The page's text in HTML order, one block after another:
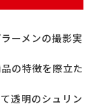
ーメンの撮影実
の特徴を際立た
透明のシュリン